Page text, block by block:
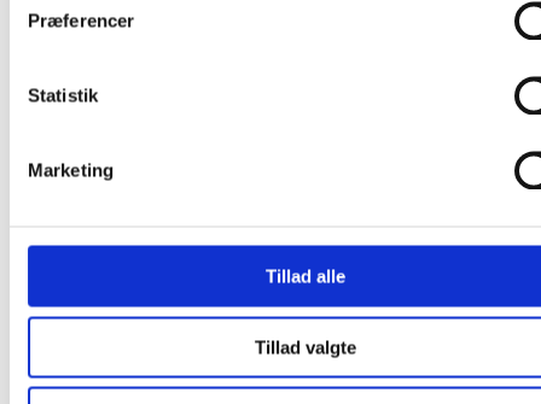
Præferencer
Statistik
Marketing
Tillad alle
Tillad valgte
kræft. Familier med kræftramte børn hjælper de familier, der har
Roskildevej 16
2620 Albertslund
Danmark
CVR 20170492